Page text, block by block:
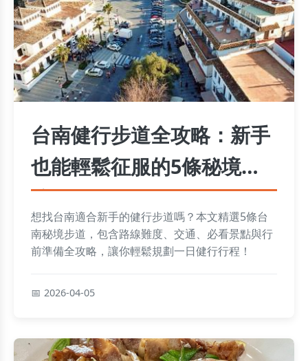
台南健行步道全攻略：新手
也能輕鬆征服的5條秘境路
線
想找台南適合新手的健行步道嗎？本文精選5條台
南秘境步道，包含路線難度、交通、必看景點與行
前準備全攻略，讓你輕鬆規劃一日健行行程！
2026-04-05